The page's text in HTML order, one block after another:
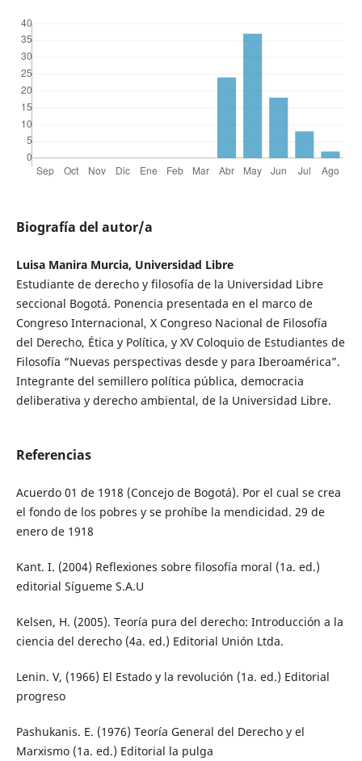
Biografía del autor/a
Luisa Manira Murcia, Universidad Libre
Estudiante de derecho y filosofía de la Universidad Libre
seccional Bogotá. Ponencia presentada en el marco de
Congreso Internacional, X Congreso Nacional de Filosofía
del Derecho, Ética y Política, y XV Coloquio de Estudiantes de
Filosofía “Nuevas perspectivas desde y para Iberoamérica”.
Integrante del semillero política pública, democracia
deliberativa y derecho ambiental, de la Universidad Libre.
Referencias
Acuerdo 01 de 1918 (Concejo de Bogotá). Por el cual se crea
el fondo de los pobres y se prohíbe la mendicidad. 29 de
enero de 1918
Kant. I. (2004) Reflexiones sobre filosofía moral (1a. ed.)
editorial Sígueme S.A.U
Kelsen, H. (2005). Teoría pura del derecho: Introducción a la
ciencia del derecho (4a. ed.) Editorial Unión Ltda.
Lenin. V, (1966) El Estado y la revolución (1a. ed.) Editorial
progreso
Pashukanis. E. (1976) Teoría General del Derecho y el
Marxismo (1a. ed.) Editorial la pulga